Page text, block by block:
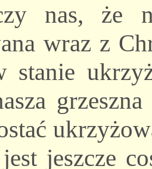
nas, że
wraz z
stanie
jeszcze